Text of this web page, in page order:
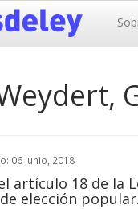
06 Junio, 2018
artículo 18 de la
elección popular.